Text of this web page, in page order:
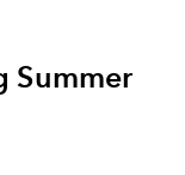
Summer